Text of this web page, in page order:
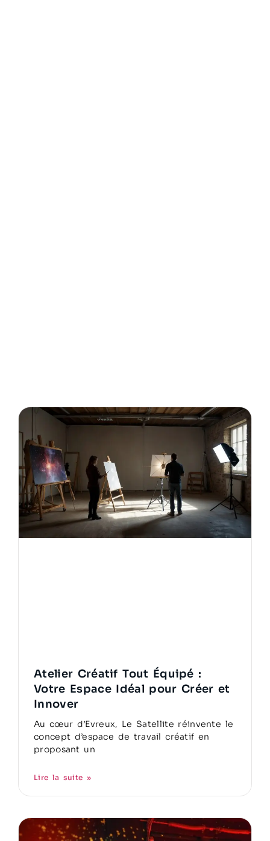
Atelier Créatif Tout Équipé :
Votre Espace Idéal pour Créer et
Innover
Au cœur d’Evreux, Le Satellite réinvente le
concept d’espace de travail créatif en
proposant un
Lire la suite »